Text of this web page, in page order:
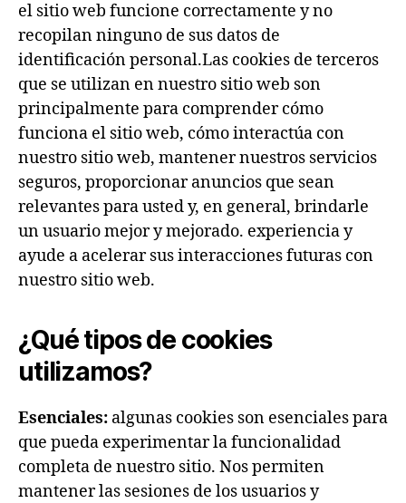
el sitio web funcione correctamente y no
recopilan ninguno de sus datos de
identificación personal.Las cookies de terceros
que se utilizan en nuestro sitio web son
principalmente para comprender cómo
funciona el sitio web, cómo interactúa con
nuestro sitio web, mantener nuestros servicios
seguros, proporcionar anuncios que sean
relevantes para usted y, en general, brindarle
un usuario mejor y mejorado. experiencia y
ayude a acelerar sus interacciones futuras con
nuestro sitio web.
¿Qué tipos de cookies
utilizamos?
Esenciales: algunas cookies son esenciales para
que pueda experimentar la funcionalidad
completa de nuestro sitio. Nos permiten
mantener las sesiones de los usuarios y